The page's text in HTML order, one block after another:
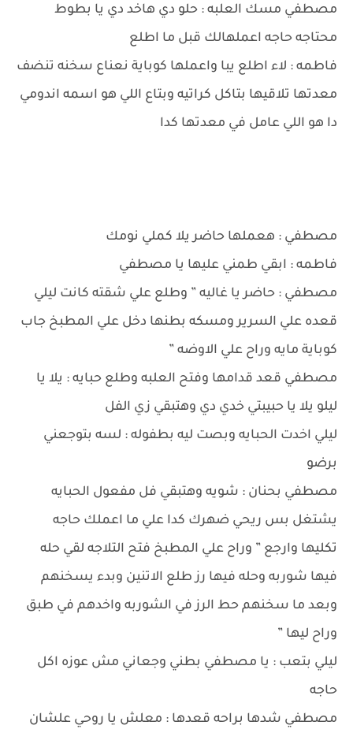
مصطفي مسك العلبه : حلو دي هاخد دي يا بطوط
محتاجه حاجه اعملهالك قبل ما اطلع
فاطمه : لاء اطلع يبا واعملها كوباية نعناع سخنه تنضف
معدتها تلاقيها بتاكل كراتيه وبتاع اللي هو اسمه اندومي
دا هو اللي عامل في معدتها كدا
مصطفي : هعملها حاضر يلا كملي نومك
فاطمه : ابقي طمني عليها يا مصطفي
مصطفي : حاضر يا غاليه ” وطلع علي شقته كانت ليلي
قعده علي السرير ومسكه بطنها دخل علي المطبخ جاب
كوباية مايه وراح علي الاوضه ”
مصطفي قعد قدامها وفتح العلبه وطلع حبايه : يلا يا
ليلو يلا يا حبيبتي خدي دي وهتبقي زي الفل
ليلي اخدت الحبايه وبصت ليه بطفوله : لسه بتوجعني
برضو
مصطفي بحنان : شويه وهتبقي فل مفعول الحبايه
يشتغل بس ريحي ضهرك كدا علي ما اعملك حاجه
تكليها وارجع ” وراح علي المطبخ فتح التلاجه لقي حله
فيها شوربه وحله فيها رز طلع الاتنين وبدء يسخنهم
وبعد ما سخنهم حط الرز في الشوربه واخدهم في طبق
وراح ليها ”
ليلي بتعب : يا مصطفي بطني وجعاني مش عوزه اكل
حاجه
مصطفي شدها براحه قعدها : معلش يا روحي علشان